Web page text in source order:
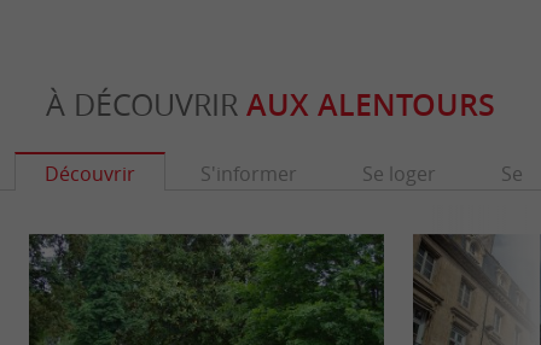
À DÉCOUVRIR AUX ALENTOURS
Découvrir S'informer Se loger Se